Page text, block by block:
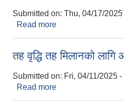
Submitted on: Thu, 04/17/
Read more
तह वृद्धि तह मिलानको
Submitted on: Fri, 04/11/2025
Read more